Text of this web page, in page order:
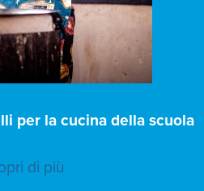
per la cucina della scuola
di più